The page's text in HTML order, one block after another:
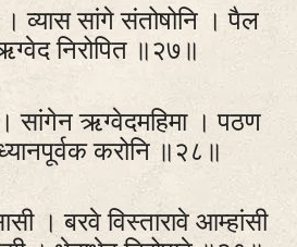
व्यास सांगे संतोषोनि । पैल
निरोपित ॥२७॥
। सांगेन ऋग्वेदमहिमा । पठण
करोनि ॥२८॥
। बरवे विस्तारावे आम्हांसी